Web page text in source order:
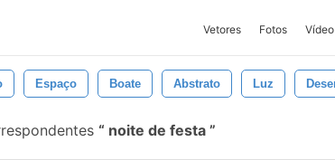
Vetores Fotos Vídeo
Espaço Boate Abstrato Luz
noite de festa